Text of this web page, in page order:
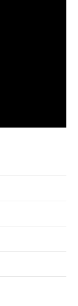
-